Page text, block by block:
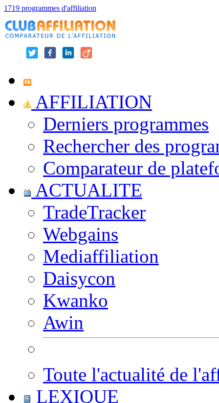
1719 programmes d'affiliation
AFFILIATION
Derniers programmes
Rechercher des
Comparateur de
ACTUALITE
TradeTracker
Webgains
Mediaffiliation
Daisycon
Kwanko
Awin
Toute l'actualité de
LEXIQUE